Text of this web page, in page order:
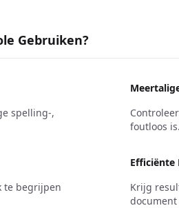
Gebruiken?
spelling-,
foutloos is.
te begrijpen
Efficiënte
Krijg